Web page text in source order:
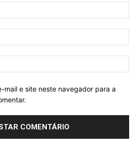
mail e site neste navegador para a